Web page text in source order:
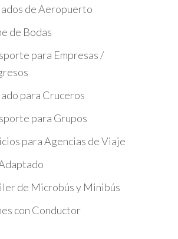
de Aeropuerto
de Bodas
para Empresas /
para Cruceros
para Grupos
para Agencias de Viaje
de Microbús y Minibús
con Conductor